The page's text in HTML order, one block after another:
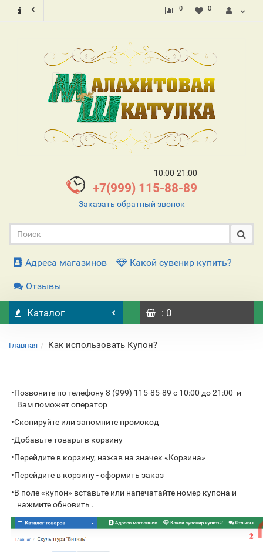
0 0
10:00-21:00
+7(999) 115-88-89
Заказать обратный звонок
Адреса магазинов Какой сувенир купить?
Отзывы
Каталог : 0
Главная Как использовать Купон?
•Позвоните по телефону 8 (999) 115-85-89 с 10:00 до 21:00 и
Вам поможет оператор
•Скопируйте или запомните промокод
•Добавьте товары в корзину
•Перейдите в корзину, нажав на значек «Корзина»
•Перейдите в корзину - оформить заказ
•В поле «купон» вставьте или напечатайте номер купона и
нажмите обновить .